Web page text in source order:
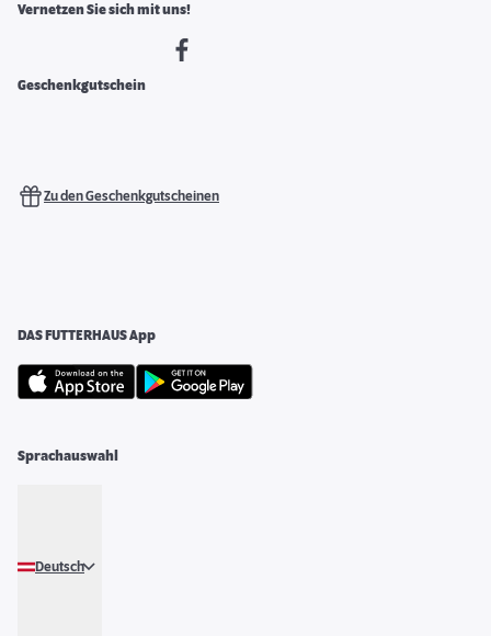
Vernetzen Sie sich mit uns!
Geschenkgutschein
Zu den Geschenkgutscheinen
DAS FUTTERHAUS App
Sprachauswahl
Deutsch